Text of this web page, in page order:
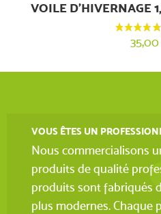
VOILE D'HIVERNAGE
VOUS ÊTES UN
Nous commercialisons
produits de qualité
produits sont fabriqués
plus modernes. Chaque